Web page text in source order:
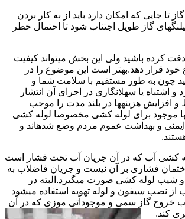
تا جایی که امکان دارد باید از به کار بردن
گاز طویل اجتناب شود تا احتمال خطر
کرده باشید ولی این بخش میتواند کیفیت
قرار دهد.بهتر است این موضوع را در
چون به طور مستقیم با سلامت شما و
و اشتباه یا سهلانگاری در اجرای آن انتشار
و افزایش هزینهها در بلند مدت را موجب
موجود برای لوله کشی مخصوصا لوله کشی
و بهداشت عموم مردم وضع شدهاند و
کشی آب که در آن جریان آب تحت فشار است
فشاری بر آن نیست و جریان فاضلاب به
شیب لوله کشی صورت میگیرد.البته در
از نصب سیفون و لوله تهویه استفاده میشود
خروج گاز سمی و موجوداتی موزی که در آن
کند.